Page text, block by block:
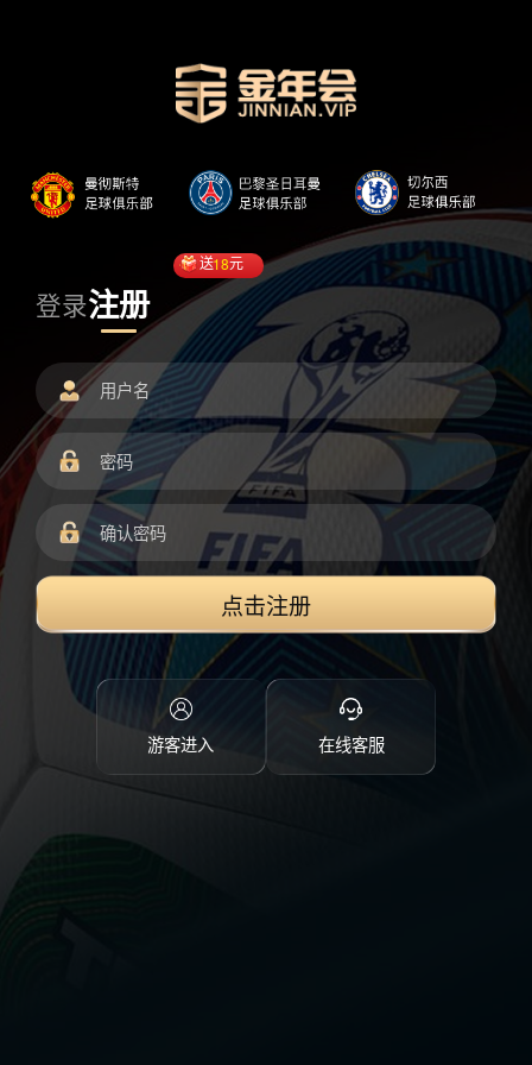
登录注册
送18元
点击注册
游客进入 在线客服